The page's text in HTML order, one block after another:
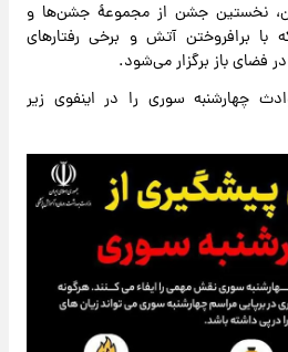
نخستین جشن از مجموعهٔ جشن‌ها و
برافروختن آتش و برخی رفتارهای
فضای باز برگزار می‌شود.
چهارشنبه سوری را در اینفوی زیر